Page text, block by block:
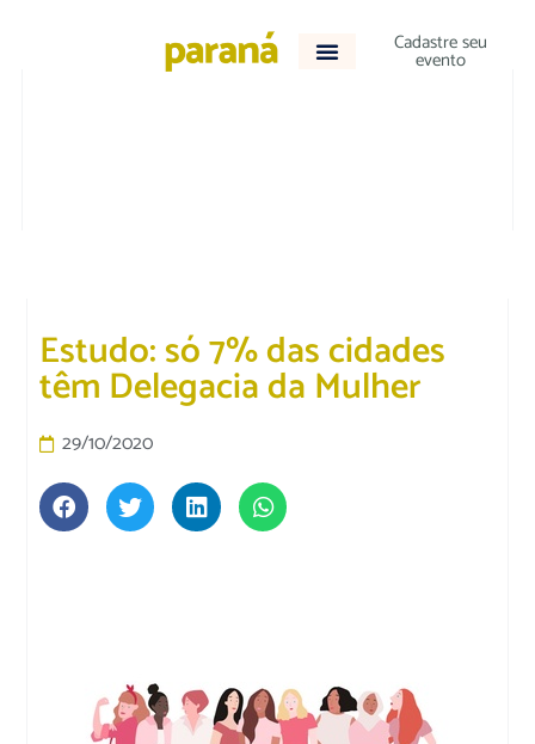
Cadastre seu
evento
Estudo: só 7% das cidades
têm Delegacia da Mulher
29/10/2020